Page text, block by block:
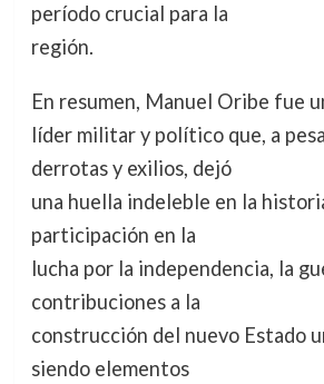
período crucial para la
región.
En resumen, Manuel Oribe fue
líder militar y político que, a
derrotas y exilios, dejó
una huella indeleble en la
participación en la
lucha por la independencia, la
contribuciones a la
construcción del nuevo Estado
siendo elementos